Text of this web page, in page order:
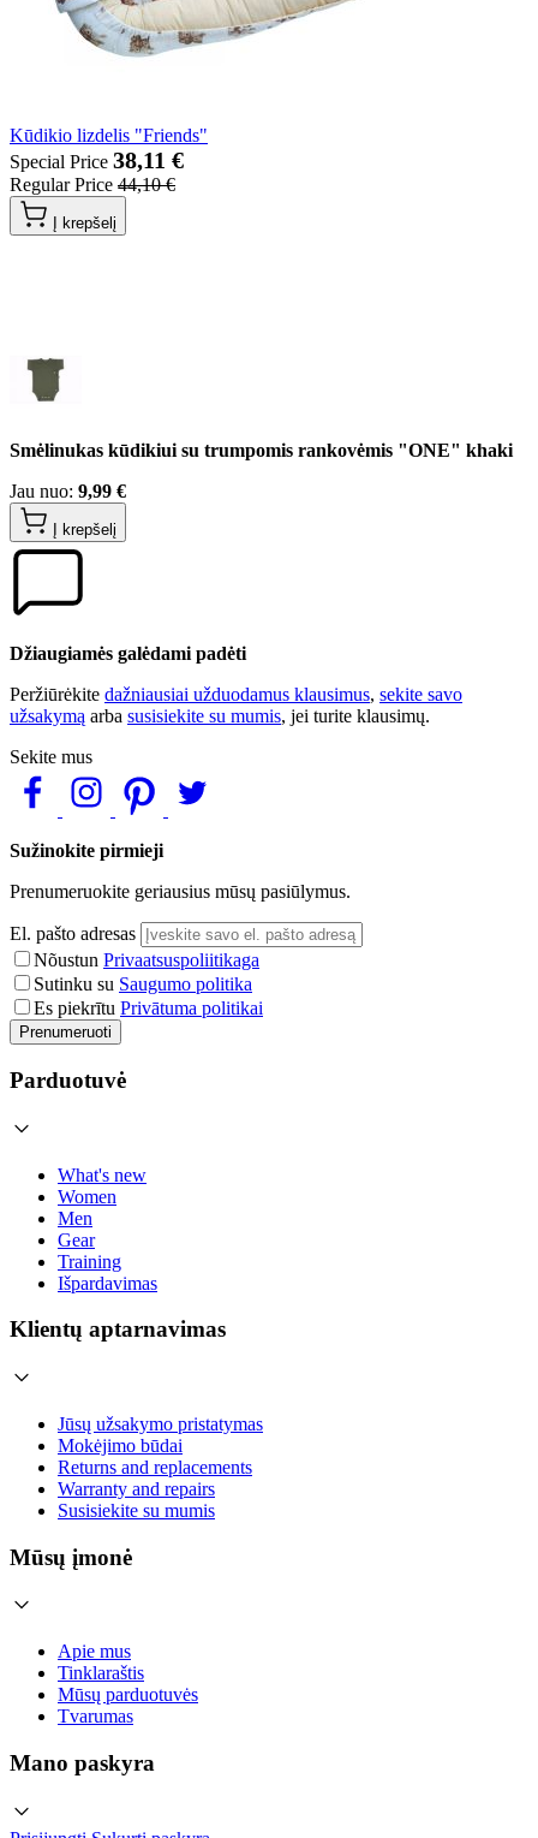
Kūdikio lizdelis "Friends"
Special Price 38,11 €
Regular Price 44,10 €
Į krepšelį
Smėlinukas kūdikiui su trumpomis rankovėmis "ONE" khaki
Jau nuo: 9,99 €
Į krepšelį
Džiaugiamės galėdami padėti
Peržiūrėkite dažniausiai užduodamus klausimus, sekite savo
užsakymą arba susisiekite su mumis, jei turite klausimų.
Sekite mus
Sužinokite pirmieji
Prenumeruokite geriausius mūsų pasiūlymus.
El. pašto adresas
Nõustun Privaatsuspoliitikaga
Sutinku su Saugumo politika
Es piekrītu Privātuma politikai
Prenumeruoti
Parduotuvė
What's new
Women
Men
Gear
Training
Išpardavimas
Klientų aptarnavimas
Jūsų užsakymo pristatymas
Mokėjimo būdai
Returns and replacements
Warranty and repairs
Susisiekite su mumis
Mūsų įmonė
Apie mus
Tinklaraštis
Mūsų parduotuvės
Tvarumas
Mano paskyra